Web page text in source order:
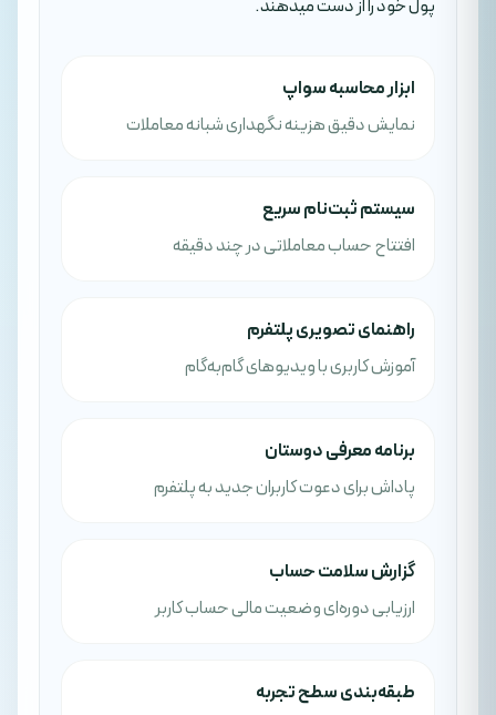
پول خود را از دست ميدهند.
ابزار محاسبه سواپ
نمایش دقیق هزینه نگهداری شبانه معاملات
سیستم ثبت‌نام سریع
افتتاح حساب معاملاتی در چند دقیقه
راهنمای تصویری پلتفرم
آموزش کاربری با ویدیوهای گام‌به‌گام
برنامه معرفی دوستان
پاداش برای دعوت کاربران جدید به پلتفرم
گزارش سلامت حساب
ارزیابی دوره‌ای وضعیت مالی حساب کاربر
طبقه‌بندی سطح تجربه